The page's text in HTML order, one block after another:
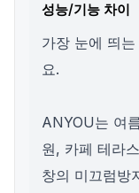
성능/기능 차이
가장 눈에 띄
요.
ANYOU는 여
원, 카페 테라
창의 미끄럼방